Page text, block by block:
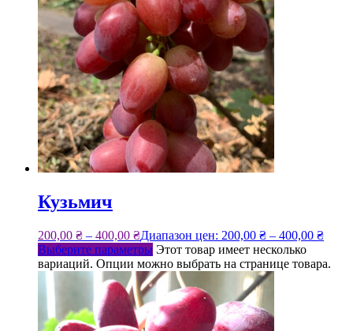
Кузьмич
200,00 ₴ – 400,00 ₴Диапазон цен: 200,00 ₴ – 400,00 ₴
Выберите параметры Этот товар имеет несколько
вариаций. Опции можно выбрать на странице товара.